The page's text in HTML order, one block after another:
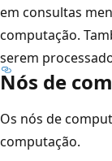
em consultas
computação.
serem
Nós de
Os nós de
computação.